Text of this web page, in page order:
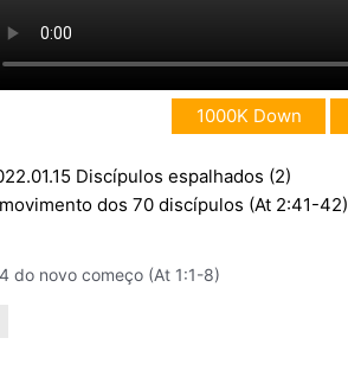
1000K Down
Discípulos espalhados (2)
dos 70 discípulos (At 2:41-42)
do novo começo (At 1:1-8)